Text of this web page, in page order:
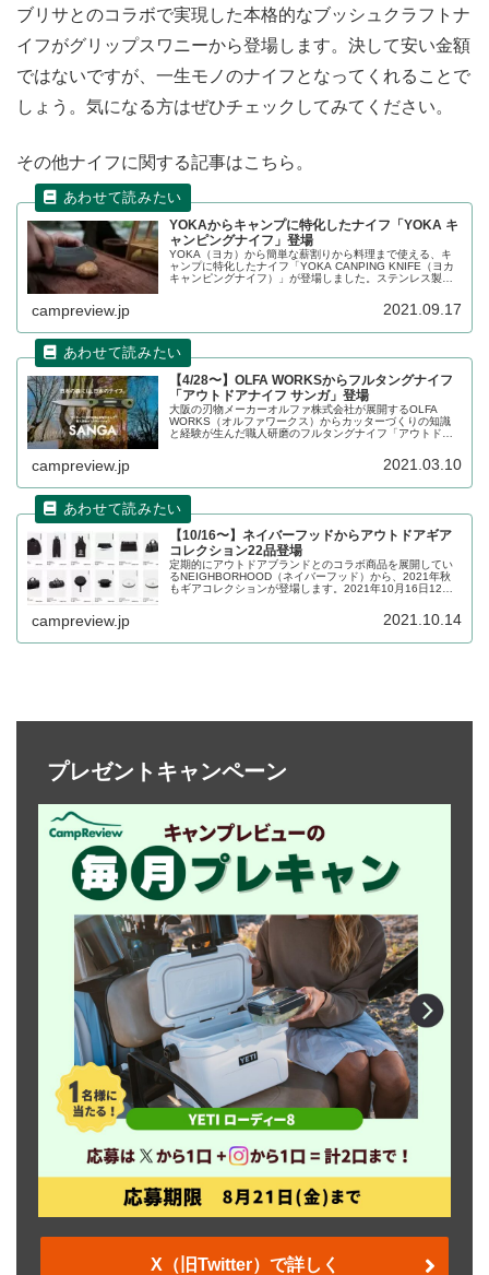
ブリサとのコラボで実現した本格的なブッシュクラフトナ
イフがグリップスワニーから登場します。決して安い金額
ではないですが、一生モノのナイフとなってくれることで
しょう。気になる方はぜひチェックしてみてください。
その他ナイフに関する記事はこちら。
YOKAからキャンプに特化したナイフ「YOKA キ
ャンピングナイフ」登場
YOKA（ヨカ）から簡単な薪割りから料理まで使える、キ
ャンプに特化したナイフ「YOKA CANPING KNIFE（ヨカ
キャンピングナイフ）」が登場しました。ステンレス製で
campreview.jp 2021.09.17
【4/28〜】OLFA WORKSからフルタングナイフ
「アウトドアナイフ サンガ」登場
大阪の刃物メーカーオルファ株式会社が展開するOLFA
WORKS（オルファワークス）からカッターづくりの知識
と経験が生んだ職人研磨のフルタングナイフ「アウトドア
campreview.jp 2021.03.10
【10/16〜】ネイバーフッドからアウトドアギア
コレクション22品登場
定期的にアウトドアブランドとのコラボ商品を展開してい
るNEIGHBORHOOD（ネイバーフッド）から、2021年秋
もギアコレクションが登場します。2021年10月16日12時
campreview.jp 2021.10.14
プレゼントキャンペーン
X（旧Twitter）で詳しく